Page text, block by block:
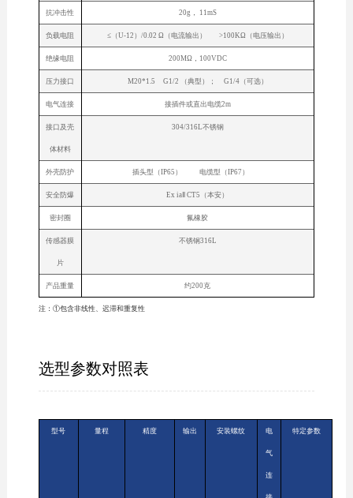
抗冲击性 20g， 11mS
负载电阻 ≤（U-12）/0.02 Ω（电流输出） >100KΩ（电压输出）
绝缘电阻 200MΩ，100VDC
压力接口 M20*1.5 G1/2 （典型）； G1/4（可选）
电气连接 接插件或直出电缆2m
接口及壳
体材料
304/316L不锈钢
外壳防护 插头型（IP65） 电缆型（IP67）
安全防爆 Ex iaⅡ CT5（本安）
密封圈 氟橡胶
传感器膜
片
不锈钢316L
产品重量 约200克
注：①包含非线性、迟滞和重复性
选型参数对照表
型号 量程 精度 输出 安装螺纹 电
气
连
特定参数